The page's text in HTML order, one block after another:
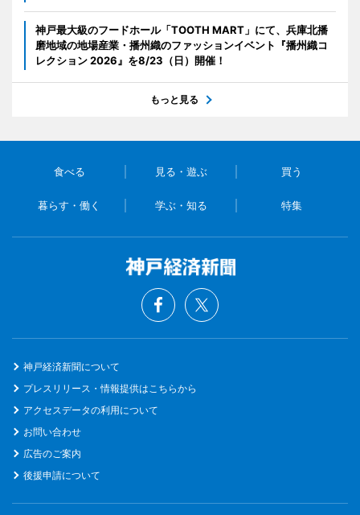
神戸最大級のフードホール「TOOTH MART」にて、兵庫北播
磨地域の地場産業・播州織のファッションイベント『播州織コ
レクション 2026』を8/23（日）開催！
もっと見る
食べる 見る・遊ぶ 買う
暮らす・働く 学ぶ・知る 特集
神戸経済新聞について
プレスリリース・情報提供はこちらから
アクセスデータの利用について
お問い合わせ
広告のご案内
後援申請について